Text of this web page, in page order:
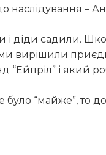
наслідування –
і діди садили.
вирішили
і який
“майже”, то